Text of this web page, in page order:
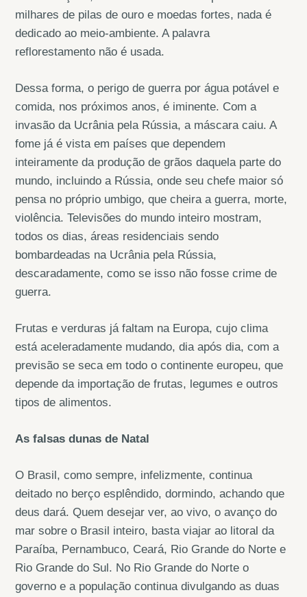
milhares de pilas de ouro e moedas fortes, nada é
dedicado ao meio-ambiente. A palavra
reflorestamento não é usada.
Dessa forma, o perigo de guerra por água potável e
comida, nos próximos anos, é iminente. Com a
invasão da Ucrânia pela Rússia, a máscara caiu. A
fome já é vista em países que dependem
inteiramente da produção de grãos daquela parte do
mundo, incluindo a Rússia, onde seu chefe maior só
pensa no próprio umbigo, que cheira a guerra, morte,
violência. Televisões do mundo inteiro mostram,
todos os dias, áreas residenciais sendo
bombardeadas na Ucrânia pela Rússia,
descaradamente, como se isso não fosse crime de
guerra.
Frutas e verduras já faltam na Europa, cujo clima
está aceleradamente mudando, dia após dia, com a
previsão se seca em todo o continente europeu, que
depende da importação de frutas, legumes e outros
tipos de alimentos.
As falsas dunas de Natal
O Brasil, como sempre, infelizmente, continua
deitado no berço esplêndido, dormindo, achando que
deus dará. Quem desejar ver, ao vivo, o avanço do
mar sobre o Brasil inteiro, basta viajar ao litoral da
Paraíba, Pernambuco, Ceará, Rio Grande do Norte e
Rio Grande do Sul. No Rio Grande do Norte o
governo e a população continua divulgando as duas